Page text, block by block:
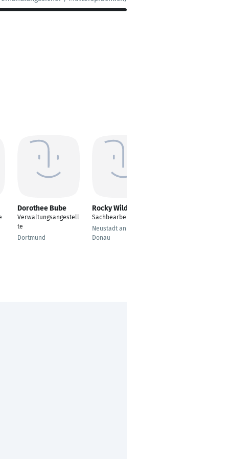
Dorothee Bube
Verwaltungsangestell
te
Dortmund
Rocky Wilde
Sachbearbeiter
Neustadt an der
Donau